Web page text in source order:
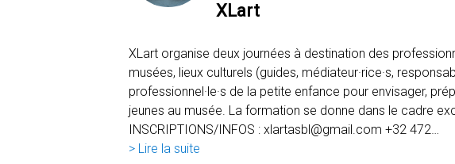
XLart
XLart organise deux journées à destination des
musées, lieux culturels (guides, médiateur·rice·s,
professionnel·le·s de la petite enfance pour envisager,
jeunes au musée. La formation se donne dans le cadre
INSCRIPTIONS/INFOS : xlartasbl@gmail.com +32 472…
> Lire la suite